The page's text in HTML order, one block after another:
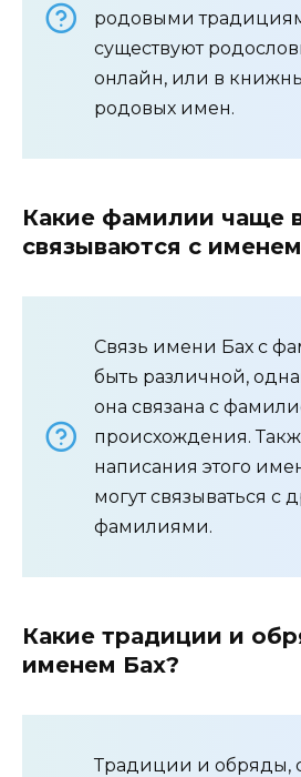
родовыми
существуют
онлайн, или в
родовых имен.
Какие фамилии чаще
связываются с
Связь имени Бах с
быть различной,
она связана с
происхождения.
написания этого
могут связываться с
фамилиями.
Какие традиции и
именем Бах?
Традиции и обряды,